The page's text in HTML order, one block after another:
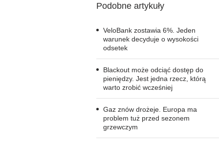
Podobne artykuły
VeloBank zostawia 6%. Jeden
warunek decyduje o wysokości
odsetek
Blackout może odciąć dostęp do
pieniędzy. Jest jedna rzecz, którą
warto zrobić wcześniej
Gaz znów drożeje. Europa ma
problem tuż przed sezonem
grzewczym